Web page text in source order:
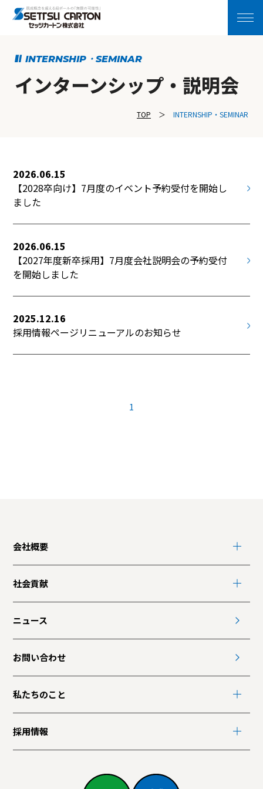
INTERNSHIP・SEMINAR
インターンシップ・説明会
TOP INTERNSHIP・SEMINAR
2026.06.15
【2028卒向け】7月度のイベント予約受付を開始し
ました
2026.06.15
【2027年度新卒採用】7月度会社説明会の予約受付
を開始しました
2025.12.16
採用情報ページリニューアルのお知らせ
1
会社概要
社会貢献
ニュース
お問い合わせ
私たちのこと
採用情報